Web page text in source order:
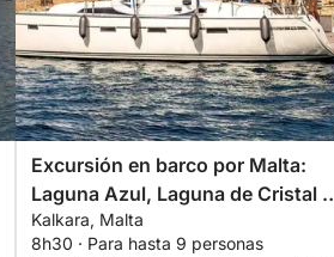
Excursión en barco por Malta:
Laguna Azul, Laguna de Cristal e
Islas de San Pablo.
Kalkara, Malta
8h30 · Para hasta 9 personas